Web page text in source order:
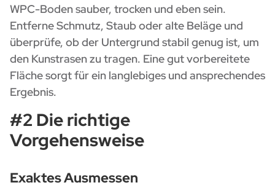
WPC-Boden sauber, trocken und eben sein.
Entferne Schmutz, Staub oder alte Beläge und
überprüfe, ob der Untergrund stabil genug ist, um
den Kunstrasen zu tragen. Eine gut vorbereitete
Fläche sorgt für ein langlebiges und ansprechendes
Ergebnis.
#2 Die richtige
Vorgehensweise
Exaktes Ausmessen